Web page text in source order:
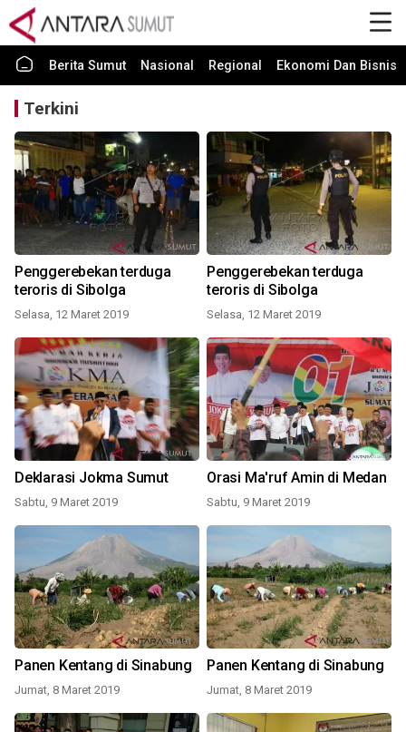
Berita Sumut Nasional Regional Ekonomi Dan Bisnis
Terkini
Penggerebekan terduga
teroris di Sibolga
Selasa, 12 Maret 2019
Penggerebekan terduga
teroris di Sibolga
Selasa, 12 Maret 2019
Deklarasi Jokma Sumut
Sabtu, 9 Maret 2019
Orasi Ma'ruf Amin di Medan
Sabtu, 9 Maret 2019
Panen Kentang di Sinabung
Jumat, 8 Maret 2019
Panen Kentang di Sinabung
Jumat, 8 Maret 2019